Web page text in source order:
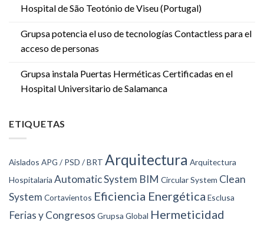
Hospital de São Teotónio de Viseu (Portugal)
Grupsa potencia el uso de tecnologías Contactless para el
acceso de personas
Grupsa instala Puertas Herméticas Certificadas en el
Hospital Universitario de Salamanca
ETIQUETAS
Aislados APG / PSD / BRT Arquitectura Arquitectura
Hospitalaria Automatic System BIM Circular System Clean
System Cortavientos Eficiencia Energética Esclusa
Ferias y Congresos Grupsa Global Hermeticidad